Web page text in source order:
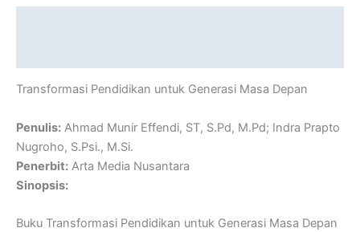
Transformasi Pendidikan untuk Generasi Masa Depan
Penulis: Ahmad Munir Effendi, ST, S.Pd, M.Pd; Indra Prapto
Nugroho, S.Psi., M.Si.
Penerbit: Arta Media Nusantara
Sinopsis:
Buku Transformasi Pendidikan untuk Generasi Masa Depan